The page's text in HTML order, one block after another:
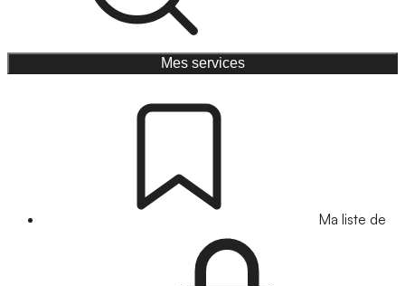
Mes services
Ma liste de